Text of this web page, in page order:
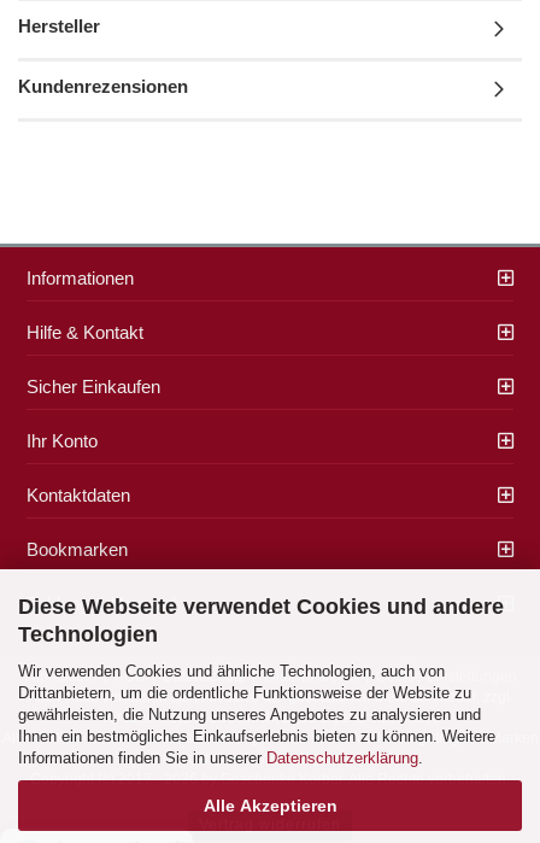
Diese Webseite verwendet Cookies und andere
Technologien
Wir verwenden Cookies und ähnliche Technologien, auch von
Drittanbietern, um die ordentliche Funktionsweise der Website zu
gewährleisten, die Nutzung unseres Angebotes zu analysieren und
Ihnen ein bestmögliches Einkaufserlebnis bieten zu können. Weitere
Informationen finden Sie in unserer Datenschutzerklärung.
Alle Akzeptieren
Hersteller
Kundenrezensionen
Informationen
Hilfe & Kontakt
Sicher Einkaufen
Ihr Konto
Kontaktdaten
Bookmarken
Zahlung & Versand
Impressum|AGB|Datenschutz|Widerrufsrecht| Cookie Einstellungen
Alle Preise verstehen sich inklusive der gesetzlichen Mehrwertsteuer, zzgl.
Versandkostensoweit nicht anders gekennzeichnet.
Alle Marken- und Produktbeschreibungen sind Marken oder eingetragene Marken
der entsprechenden Eigentümer.
Copyright (c) 2017 - 2026 by Geschenke Korber. Alle Rechte vorbehalten.